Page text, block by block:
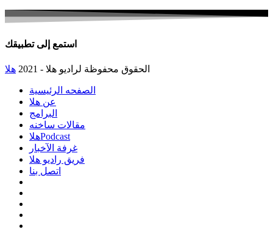
استمع إلى تطبيقك
الحقوق محفوظة لراديو هلا - 2021 هلا
الصفحه الرئيسية
عن هلا
البرامج
مقالات ساخنه
هلاPodcast
غرفة الآخبار
فريق راديو هلا
اتصل بنا